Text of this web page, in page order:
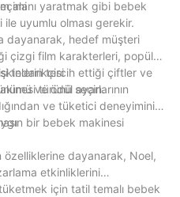
alanı yaratmak gibi bebek
uyumlu olması gerekir.
dayanarak, hedef müşteri
çizgi film karakterleri, popüler
tercih ettiği çiftler ve
türünü seçin.
tedarikçisi
ve ödül ayarlarının
ve tüketici deneyimini
bir bebek makinesi
özelliklerine dayanarak, Noel,
etkinliklerini
için tatil temalı bebek